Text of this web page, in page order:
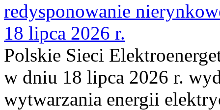
redysponowanie
18 lipca 2026 r.
Polskie Sieci
w dniu 18 lipca 2026 r.
wytwarzania energii